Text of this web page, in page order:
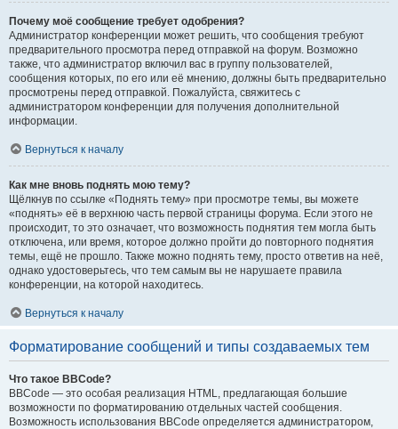
Почему моё сообщение требует одобрения?
Администратор конференции может решить, что сообщения требуют
предварительного просмотра перед отправкой на форум. Возможно
также, что администратор включил вас в группу пользователей,
сообщения которых, по его или её мнению, должны быть предварительно
просмотрены перед отправкой. Пожалуйста, свяжитесь с
администратором конференции для получения дополнительной
информации.
Вернуться к началу
Как мне вновь поднять мою тему?
Щёлкнув по ссылке «Поднять тему» при просмотре темы, вы можете
«поднять» её в верхнюю часть первой страницы форума. Если этого не
происходит, то это означает, что возможность поднятия тем могла быть
отключена, или время, которое должно пройти до повторного поднятия
темы, ещё не прошло. Также можно поднять тему, просто ответив на неё,
однако удостоверьтесь, что тем самым вы не нарушаете правила
конференции, на которой находитесь.
Вернуться к началу
Форматирование сообщений и типы создаваемых тем
Что такое BBCode?
BBCode — это особая реализация HTML, предлагающая большие
возможности по форматированию отдельных частей сообщения.
Возможность использования BBCode определяется администратором,